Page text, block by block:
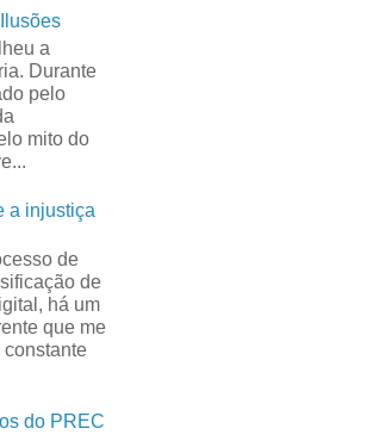
a
Durante
pelo
mito do
a injustiça
de
de
há um
que me
constante
do PREC